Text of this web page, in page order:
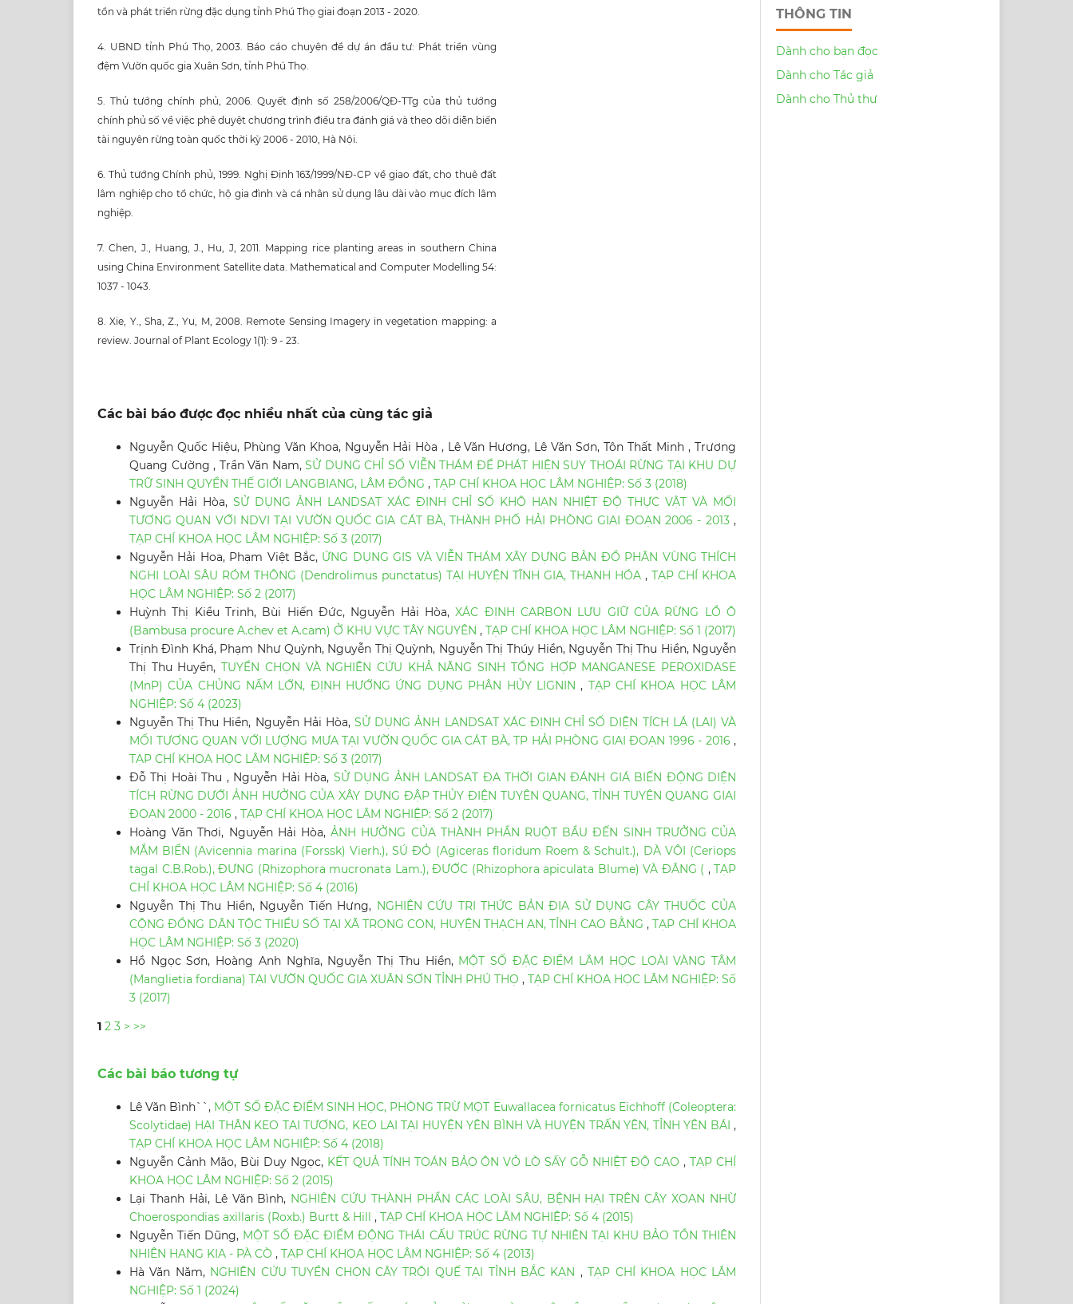
tồn và phát triển rừng đặc dụng tỉnh Phú Thọ giai đoạn 2013 - 2020.
4. UBND tỉnh Phú Thọ, 2003. Báo cáo chuyên đề dự án đầu tư: Phát triển vùng
đệm Vườn quốc gia Xuân Sơn, tỉnh Phú Thọ.
5. Thủ tướng chính phủ, 2006. Quyết định số 258/2006/QĐ-TTg của thủ tướng
chính phủ số về việc phê duyệt chương trình điều tra đánh giá và theo dõi diễn biến
tài nguyên rừng toàn quốc thời kỳ 2006 - 2010, Hà Nội.
6. Thủ tướng Chính phủ, 1999. Nghị Định 163/1999/NĐ-CP về giao đất, cho thuê đất
lâm nghiệp cho tổ chức, hộ gia đình và cá nhân sử dụng lâu dài vào mục đích lâm
nghiệp.
7. Chen, J., Huang, J., Hu, J, 2011. Mapping rice planting areas in southern China
using China Environment Satellite data. Mathematical and Computer Modelling 54:
1037 - 1043.
8. Xie, Y., Sha, Z., Yu, M, 2008. Remote Sensing Imagery in vegetation mapping: a
review. Journal of Plant Ecology 1(1): 9 - 23.
Các bài báo được đọc nhiều nhất của cùng tác giả
Nguyễn Quốc Hiệu, Phùng Văn Khoa, Nguyễn Hải Hòa , Lê Văn Hương, Lê Văn Sơn, Tôn Thất Minh , Trương
Quang Cường , Trần Văn Nam,SỬ DỤNG CHỈ SỐ VIỄN THÁM ĐỂ PHÁT HIỆN SUY THOÁI RỪNG TẠI KHU DỰ
TRỮ SINH QUYỂN THẾ GIỚI LANGBIANG, LÂM ĐỒNG , TẠP CHÍ KHOA HỌC LÂM NGHIỆP: Số 3 (2018)
Nguyễn Hải Hòa, SỬ DỤNG ẢNH LANDSAT XÁC ĐỊNH CHỈ SỐ KHÔ HẠN NHIỆT ĐỘ THỰC VẬT VÀ MỐI
TƯƠNG QUAN VỚI NDVI TẠI VƯỜN QUỐC GIA CÁT BÀ, THÀNH PHỐ HẢI PHÒNG GIAI ĐOẠN 2006 - 2013 ,
TẠP CHÍ KHOA HỌC LÂM NGHIỆP: Số 3 (2017)
Nguyễn Hải Hoa, Phạm Việt Bắc, ỨNG DỤNG GIS VÀ VIỄN THÁM XÂY DỰNG BẢN ĐỒ PHÂN VÙNG THÍCH
NGHI LOÀI SÂU RÓM THÔNG (Dendrolimus punctatus) TẠI HUYỆN TĨNH GIA, THANH HÓA , TẠP CHÍ KHOA
HỌC LÂM NGHIỆP: Số 2 (2017)
Huỳnh Thị Kiều Trinh, Bùi Hiến Đức, Nguyễn Hải Hòa,XÁC ĐỊNH CARBON LƯU GIỮ CỦA RỪNG LỒ Ô
(Bambusa procure A.chev et A.cam) Ở KHU VỰC TÂY NGUYÊN , TẠP CHÍ KHOA HỌC LÂM NGHIỆP: Số 1 (2017)
Trịnh Đình Khá, Phạm Như Quỳnh, Nguyễn Thị Quỳnh, Nguyễn Thị Thúy Hiền, Nguyễn Thị Thu Hiền, Nguyễn
Thị Thu Huyền,TUYỂN CHỌN VÀ NGHIÊN CỨU KHẢ NĂNG SINH TỔNG HỢP MANGANESE PEROXIDASE
(MnP) CỦA CHỦNG NẤM LỚN, ĐỊNH HƯỚNG ỨNG DỤNG PHÂN HỦY LIGNIN, TẠP CHÍ KHOA HỌC LÂM
NGHIỆP: Số 4 (2023)
Nguyễn Thị Thu Hiền, Nguyễn Hải Hòa,SỬ DỤNG ẢNH LANDSAT XÁC ĐỊNH CHỈ SỐ DIỆN TÍCH LÁ (LAI) VÀ
MỐI TƯƠNG QUAN VỚI LƯỢNG MƯA TẠI VƯỜN QUỐC GIA CÁT BÀ, TP HẢI PHÒNG GIAI ĐOẠN 1996 - 2016 ,
TẠP CHÍ KHOA HỌC LÂM NGHIỆP: Số 3 (2017)
Đỗ Thị Hoài Thu , Nguyễn Hải Hòa, SỬ DỤNG ẢNH LANDSAT ĐA THỜI GIAN ĐÁNH GIÁ BIẾN ĐỘNG DIỆN
TÍCH RỪNG DƯỚI ẢNH HƯỞNG CỦA XÂY DỰNG ĐẬP THỦY ĐIỆN TUYÊN QUANG, TỈNH TUYÊN QUANG GIAI
ĐOẠN 2000 - 2016 , TẠP CHÍ KHOA HỌC LÂM NGHIỆP: Số 2 (2017)
Hoàng Văn Thơi, Nguyễn Hải Hòa,ẢNH HƯỞNG CỦA THÀNH PHẦN RUỘT BẦU ĐẾN SINH TRƯỞNG CỦA
MẮM BIỂN (Avicennia marina (Forssk) Vierh.), SÚ ĐỎ (Agiceras floridum Roem & Schult.), DÀ VÔI (Ceriops
tagal C.B.Rob.), ĐƯNG (Rhizophora mucronata Lam.), ĐƯỚC (Rhizophora apiculata Blume) VÀ ĐÂNG ( , TẠP
CHÍ KHOA HỌC LÂM NGHIỆP: Số 4 (2016)
Nguyễn Thị Thu Hiền, Nguyễn Tiến Hưng, NGHIÊN CỨU TRI THỨC BẢN ĐỊA SỬ DỤNG CÂY THUỐC CỦA
CỘNG ĐỒNG DÂN TỘC THIỂU SỐ TẠI XÃ TRỌNG CON, HUYỆN THẠCH AN, TỈNH CAO BẰNG,TẠP CHÍ KHOA
HỌC LÂM NGHIỆP: Số 3 (2020)
Hồ Ngọc Sơn, Hoàng Anh Nghĩa, Nguyễn Thị Thu Hiền, MỘT SỐ ĐẶC ĐIỂM LÂM HỌC LOÀI VÀNG TÂM
(Manglietia fordiana) TẠI VƯỜN QUỐC GIA XUÂN SƠN TỈNH PHÚ THỌ , TẠP CHÍ KHOA HỌC LÂM NGHIỆP: Số
3 (2017)
1 2 3 > >>
Các bài báo tương tự
Lê Văn Bình``, MỘT SỐ ĐẶC ĐIỂM SINH HỌC, PHÒNG TRỪ MỌT Euwallacea fornicatus Eichhoff (Coleoptera:
Scolytidae) HẠI THÂN KEO TAI TƯỢNG, KEO LAI TẠI HUYỆN YÊN BÌNH VÀ HUYỆN TRẤN YÊN, TỈNH YÊN BÁI ,
TẠP CHÍ KHOA HỌC LÂM NGHIỆP: Số 4 (2018)
Nguyễn Cảnh Mão, Bùi Duy Ngọc, KẾT QUẢ TÍNH TOÁN BẢO ÔN VỎ LÒ SẤY GỖ NHIỆT ĐỘ CAO,TẠP CHÍ
KHOA HỌC LÂM NGHIỆP: Số 2 (2015)
Lại Thanh Hải, Lê Văn Bình, NGHIÊN CỨU THÀNH PHẦN CÁC LOÀI SÂU, BỆNH HẠI TRÊN CÂY XOAN NHỪ
Choerospondias axillaris (Roxb.) Burtt & Hill , TẠP CHÍ KHOA HỌC LÂM NGHIỆP: Số 4 (2015)
Nguyễn Tiến Dũng, MỘT SỐ ĐẶC ĐIỂM ĐỘNG THÁI CẤU TRÚC RỪNG TỰ NHIÊN TẠI KHU BẢO TỒN THIÊN
NHIÊN HANG KIA - PÀ CÒ , TẠP CHÍ KHOA HỌC LÂM NGHIỆP: Số 4 (2013)
Hà Văn Năm, NGHIÊN CỨU TUYỂN CHỌN CÂY TRỘI QUẾ TẠI TỈNH BẮC KẠN ,TẠP CHÍ KHOA HỌC LÂM
NGHIỆP: Số 1 (2024)
THÔNG TIN
Dành cho bạn đọc
Dành cho Tác giả
Dành cho Thủ thư